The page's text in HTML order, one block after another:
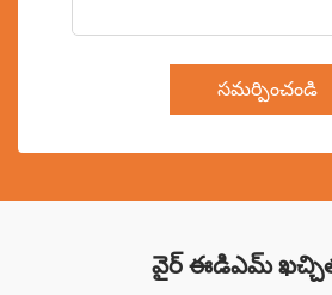
సమర్పించండి
వైర్ ఈడిఎమ్